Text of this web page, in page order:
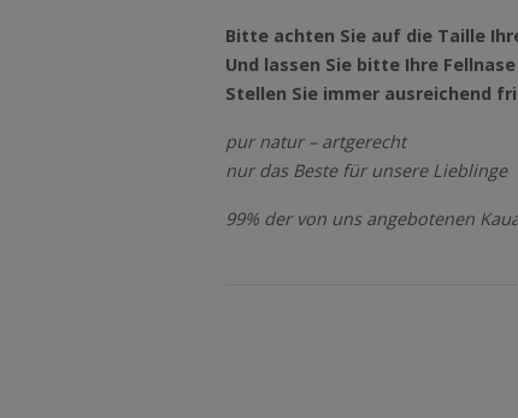
Bitte achten Sie auf die Taille
Und lassen Sie bitte Ihre
Stellen Sie immer ausreichend
pur natur – artgerecht
nur das Beste für unsere Lieblinge
99% der von uns angebotenen